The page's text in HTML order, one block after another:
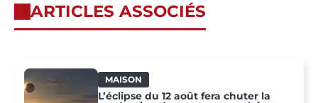
ARTICLES ASSOCIÉS
MAISON
L’éclipse du 12 août fera chuter la